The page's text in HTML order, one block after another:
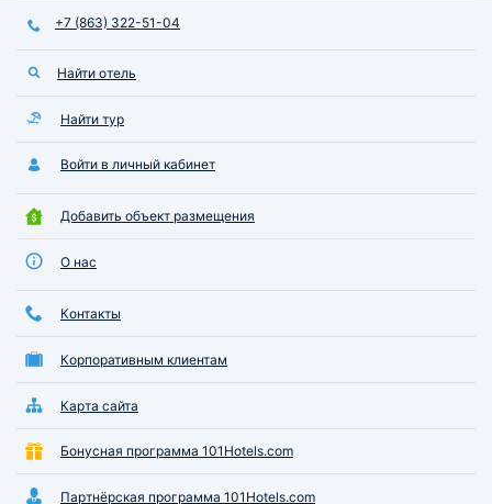
маршрутов движения.
автовокзала
тоже большой
посидеть,
+7 (863) 322-51-04
Найти отель
Найти тур
Войти в личный кабинет
Добавить объект размещения
О нас
Контакты
Корпоративным клиентам
Карта сайта
Бонусная программа 101Hotels.com
Партнёрская программа 101Hotels.com